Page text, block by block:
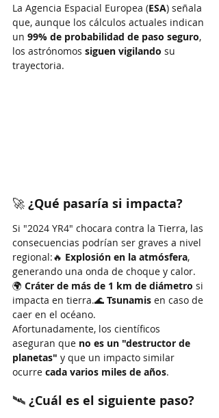
La Agencia Espacial Europea (ESA) señala
que, aunque los cálculos actuales indican
un 99% de probabilidad de paso seguro,
los astrónomos siguen vigilando su
trayectoria.
🚀 ¿Qué pasaría si impacta?
Si "2024 YR4" chocara contra la Tierra, las
consecuencias podrían ser graves a nivel
regional:🔥 Explosión en la atmósfera,
generando una onda de choque y calor.
🌍 Cráter de más de 1 km de diámetro si
impacta en tierra.🌊 Tsunamis en caso de
caer en el océano.
Afortunadamente, los científicos
aseguran que no es un "destructor de
planetas" y que un impacto similar
ocurre cada varios miles de años.
🛰 ¿Cuál es el siguiente paso?